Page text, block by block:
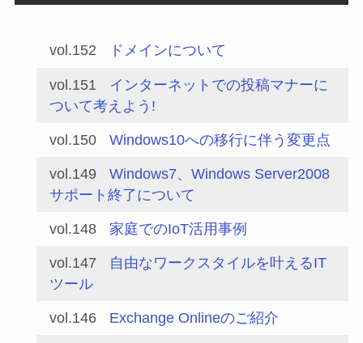
vol.152 ドメインについて
vol.151
インターネットでの投稿マナーに
ついて考えよう!
vol.150 Windows10への移行に伴う変更点
vol.149
Windows7、Windows Server2008
サポート終了について
vol.148 家庭でのIoT活用事例
vol.147
自由なワークスタイルを叶えるIT
ツール
vol.146 Exchange Onlineのご紹介